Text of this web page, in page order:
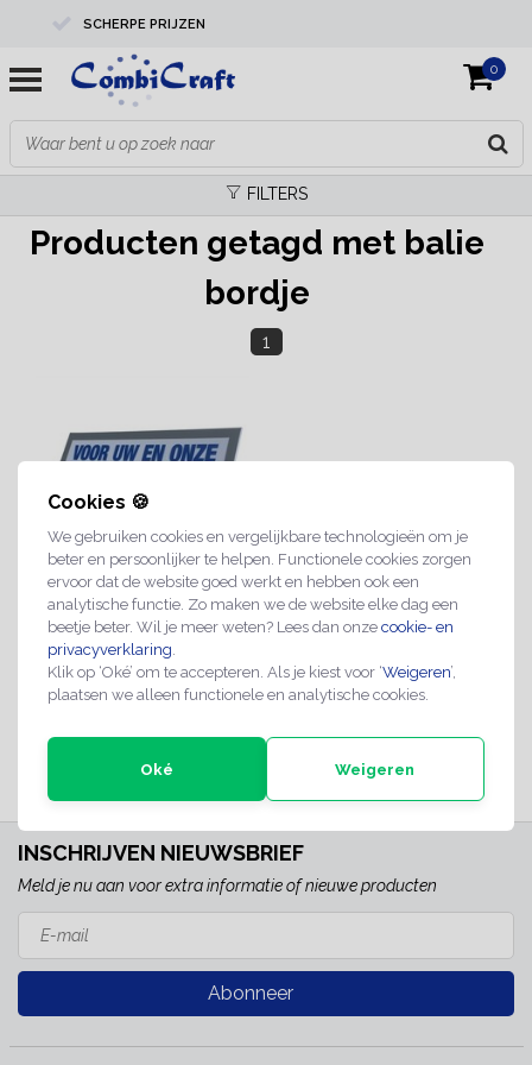
Cookies 🍪
We gebruiken cookies en vergelijkbare technologieën om je
beter en persoonlijker te helpen. Functionele cookies zorgen
ervoor dat de website goed werkt en hebben ook een
analytische functie. Zo maken we de website elke dag een
beetje beter. Wil je meer weten? Lees dan onze cookie- en
privacyverklaring.
Klik op ‘Oké’ om te accepteren. Als je kiest voor ‘Weigeren’,
plaatsen we alleen functionele en analytische cookies.
Oké Weigeren
SCHERPE PRIJZEN
PROFESSIONELE KWALITEIT
EXPERTS IN MAATWERK
0
FILTERS
Producten getagd met balie
bordje
1
Baliebordje alleen
pinnen
€4,95
Direct leverbaar
INSCHRIJVEN NIEUWSBRIEF
Meld je nu aan voor extra informatie of nieuwe producten
Abonneer